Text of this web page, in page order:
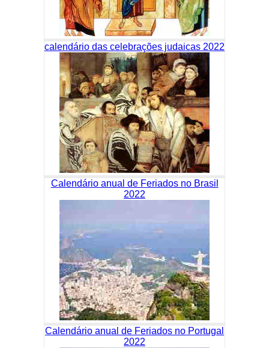
calendário das celebrações judaicas 2022
Calendário anual de Feriados no Brasil
2022
Calendário anual de Feriados no Portugal
2022